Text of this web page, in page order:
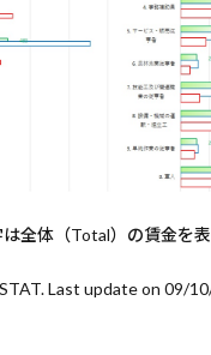
全体（Total）の賃金を表
Last update on 09/